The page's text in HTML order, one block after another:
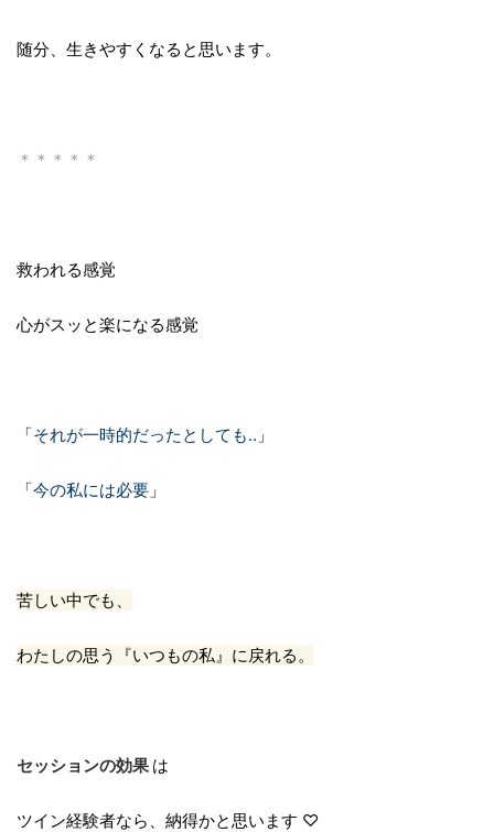
随分、生きやすくなると思います。
＊＊＊＊＊
救われる感覚
心がスッと楽になる感覚
「それが一時的だったとしても‥ 」
「今の私には必要 」
苦しい中でも、
わたしの思う『いつもの私』に戻れる。
セッションの効果 は
ツイン経験者なら、納得かと思います ♡